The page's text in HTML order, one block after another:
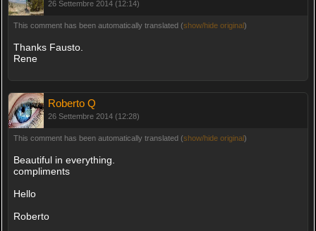
26 Settembre 2014 (12:14)
This comment has been automatically translated (show/hide original)
Thanks Fausto.
Rene
Roberto Q
26 Settembre 2014 (12:28)
This comment has been automatically translated (show/hide original)
Beautiful in everything.
compliments
Hello
Roberto